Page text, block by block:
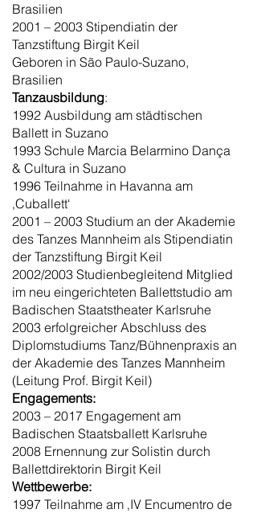
Brasilien
2001 – 2003 Stipendiatin der
Tanzstiftung Birgit Keil
Geboren in São Paulo-Suzano,
Brasilien
Tanzausbildung:
1992 Ausbildung am städtischen
Ballett in Suzano
1993 Schule Marcia Belarmino Dança
& Cultura in Suzano
1996 Teilnahme in Havanna am
‚Cuballett‘
2001 – 2003 Studium an der Akademie
des Tanzes Mannheim als Stipendiatin
der Tanzstiftung Birgit Keil
2002/2003 Studienbegleitend Mitglied
im neu eingerichteten Ballettstudio am
Badischen Staatstheater Karlsruhe
2003 erfolgreicher Abschluss des
Diplomstudiums Tanz/Bühnenpraxis an
der Akademie des Tanzes Mannheim
(Leitung Prof. Birgit Keil)
Engagements:
2003 – 2017 Engagement am
Badischen Staatsballett Karlsruhe
2008 Ernennung zur Solistin durch
Ballettdirektorin Birgit Keil
Wettbewerbe:
1997 Teilnahme am ‚IV Encumentro de